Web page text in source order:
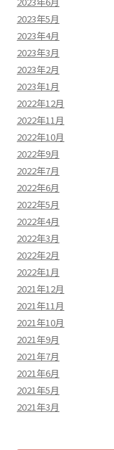
2023年5月
2023年4月
2023年3月
2023年2月
2023年1月
2022年12月
2022年11月
2022年10月
2022年9月
2022年7月
2022年6月
2022年5月
2022年4月
2022年3月
2022年2月
2022年1月
2021年12月
2021年11月
2021年10月
2021年9月
2021年7月
2021年6月
2021年5月
2021年3月